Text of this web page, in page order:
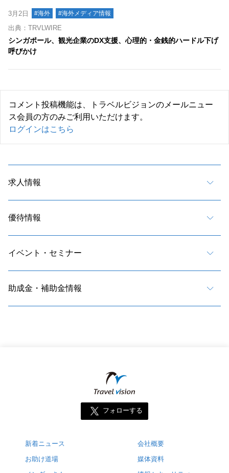
3月2日 #海外 #海外メディア情報
出典：TRVLWIRE
シンガポール、観光企業のDX支援、心理的・金銭的ハードル下げ
呼びかけ
コメント投稿機能は、トラベルビジョンのメールニュー
ス会員の方のみご利用いただけます。
ログインはこちら
求人情報
優待情報
イベント・セミナー
助成金・補助金情報
フォローする
新着ニュース
お助け道場
会社概要
媒体資料